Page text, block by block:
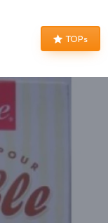
TOPs